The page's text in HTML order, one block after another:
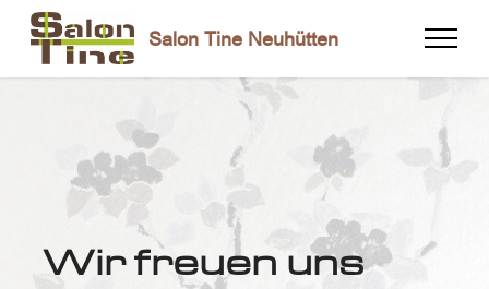
Salon Tine Neuhütten
Wir freuen uns